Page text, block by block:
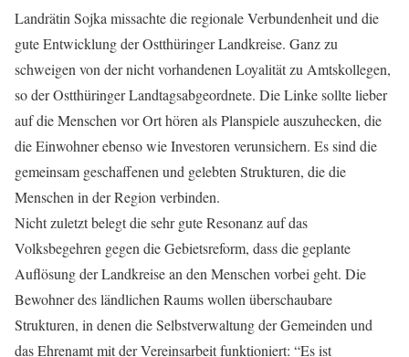
Landrätin Sojka missachte die regionale Verbundenheit und die
gute Entwicklung der Ostthüringer Landkreise. Ganz zu
schweigen von der nicht vorhandenen Loyalität zu Amtskollegen,
so der Ostthüringer Landtagsabgeordnete. Die Linke sollte lieber
auf die Menschen vor Ort hören als Planspiele auszuhecken, die
die Einwohner ebenso wie Investoren verunsichern. Es sind die
gemeinsam geschaffenen und gelebten Strukturen, die die
Menschen in der Region verbinden.
Nicht zuletzt belegt die sehr gute Resonanz auf das
Volksbegehren gegen die Gebietsreform, dass die geplante
Auflösung der Landkreise an den Menschen vorbei geht. Die
Bewohner des ländlichen Raums wollen überschaubare
Strukturen, in denen die Selbstverwaltung der Gemeinden und
das Ehrenamt mit der Vereinsarbeit funktioniert: “Es ist